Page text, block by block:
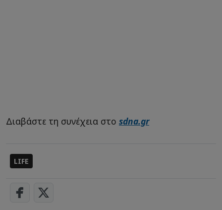
Διαβάστε τη συνέχεια στο sdna.gr
LIFE